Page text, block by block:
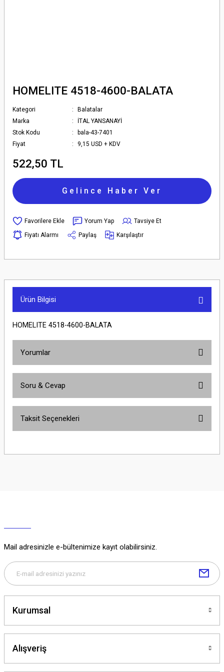
HOMELITE 4518-4600-BALATA
Kategori
Balatalar
Marka
İTAL YANSANAYİ
Stok Kodu
bala-43-7401
Fiyat
9,15 USD + KDV
522,50 TL
Gelince Haber Ver
Yorum Yap
Tavsiye Et
Fiyatı Alarmı
Paylaş Karşılaştır
Ürün Bilgisi
HOMELITE 4518-4600-BALATA
Yorumlar
Soru & Cevap
Soru Sor
Taksit Seçenekleri
Mail adresinizle e-bültenimize kayıt olabilirsiniz.
Kurumsal
Alışveriş